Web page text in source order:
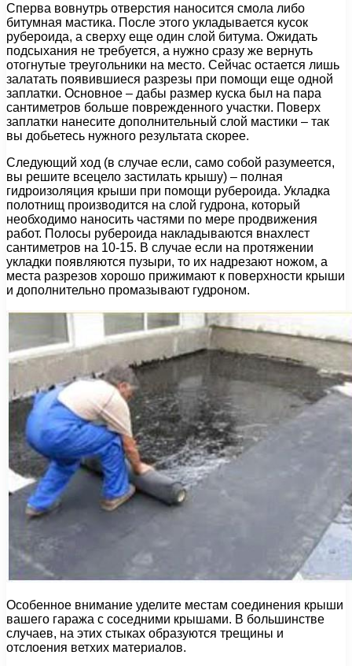
Сперва вовнутрь отверстия наносится смола либо
битумная мастика. После этого укладывается кусок
рубероида, а сверху еще один слой битума. Ожидать
подсыхания не требуется, а нужно сразу же вернуть
отогнутые треугольники на место. Сейчас остается лишь
залатать появившиеся разрезы при помощи еще одной
заплатки. Основное – дабы размер куска был на пара
сантиметров больше поврежденного участки. Поверх
заплатки нанесите дополнительный слой мастики – так
вы добьетесь нужного результата скорее.
Следующий ход (в случае если, само собой разумеется,
вы решите всецело застилать крышу) – полная
гидроизоляция крыши при помощи рубероида. Укладка
полотнищ производится на слой гудрона, который
необходимо наносить частями по мере продвижения
работ. Полосы рубероида накладываются внахлест
сантиметров на 10-15. В случае если на протяжении
укладки появляются пузыри, то их надрезают ножом, а
места разрезов хорошо прижимают к поверхности крыши
и дополнительно промазывают гудроном.
Особенное внимание уделите местам соединения крыши
вашего гаража с соседними крышами. В большинстве
случаев, на этих стыках образуются трещины и
отслоения ветхих материалов.